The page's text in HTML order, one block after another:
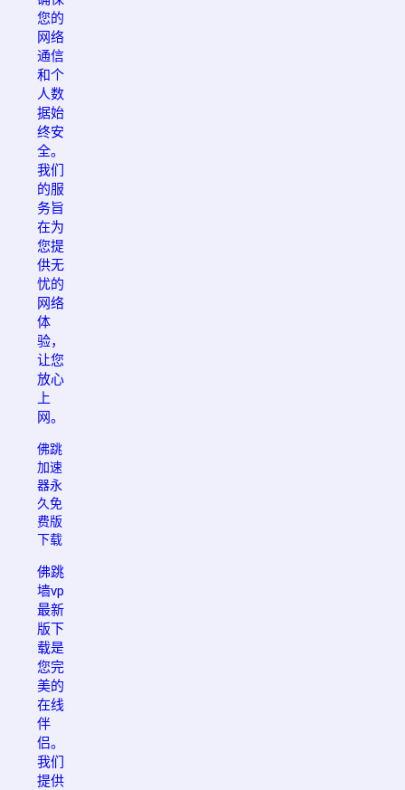
您的
网络
通信
和个
人数
据始
终安
全。
我们
的服
务旨
在为
您提
供无
忧的
网络
体
验，
让您
放心
上
网。
佛跳
加速
器永
久免
费版
下载
佛跳
墙vp
最新
版下
载是
您完
美的
在线
伴
侣。
我们
提供